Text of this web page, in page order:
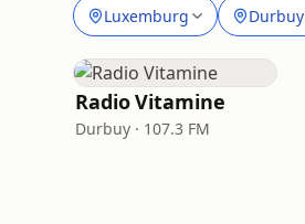
Luxemburg Durbuy
Radio Vitamine
Durbuy · 107.3 FM